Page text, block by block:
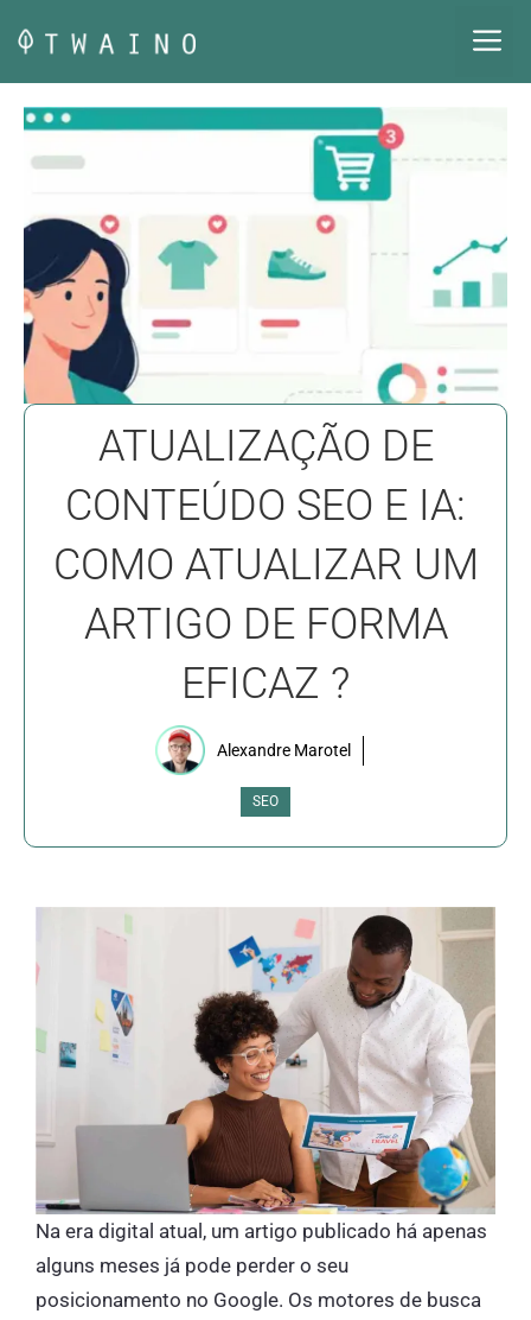
para
o
conteúdo
ATUALIZAÇÃO DE
CONTEÚDO SEO E IA:
COMO ATUALIZAR UM
ARTIGO DE FORMA
EFICAZ ?
Alexandre Marotel
SEO
Na era digital atual, um artigo publicado há apenas
alguns meses já pode perder o seu
posicionamento no Google. Os motores de busca